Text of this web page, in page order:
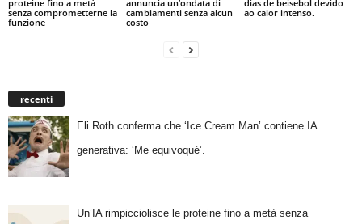
proteine fino a metà
senza comprometterne la
funzione
annuncia un’ondata di
cambiamenti senza alcun
costo
dias de beisebol devido
ao calor intenso.
recenti
Eli Roth conferma che ‘Ice Cream Man’ contiene IA
generativa: ‘Me equivoqué’.
Un’IA rimpicciolisce le proteine fino a metà senza